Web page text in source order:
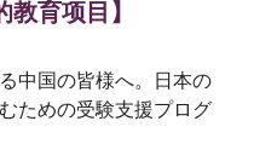
教育项目 】
中国の皆様へ。日本の
ための受験支援プログ